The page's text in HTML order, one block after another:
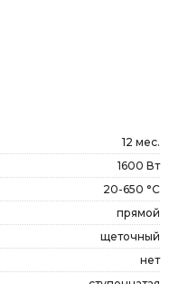
12 мес.
1600 Вт
20-650 °С
прямой
щеточный
нет